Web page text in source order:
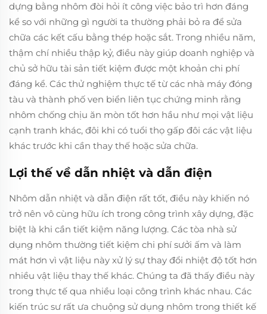
dựng bằng nhôm đòi hỏi ít công việc bảo trì hơn đáng
kể so với những gì người ta thường phải bỏ ra để sửa
chữa các kết cấu bằng thép hoặc sắt. Trong nhiều năm,
thậm chí nhiều thập kỷ, điều này giúp doanh nghiệp và
chủ sở hữu tài sản tiết kiệm được một khoản chi phí
đáng kể. Các thử nghiệm thực tế từ các nhà máy đóng
tàu và thành phố ven biển liên tục chứng minh rằng
nhôm chống chịu ăn mòn tốt hơn hầu như mọi vật liệu
cạnh tranh khác, đôi khi có tuổi thọ gấp đôi các vật liệu
khác trước khi cần thay thế hoặc sửa chữa.
Lợi thế về dẫn nhiệt và dẫn điện
Nhôm dẫn nhiệt và dẫn điện rất tốt, điều này khiến nó
trở nên vô cùng hữu ích trong công trình xây dựng, đặc
biệt là khi cần tiết kiệm năng lượng. Các tòa nhà sử
dụng nhôm thường tiết kiệm chi phí sưởi ấm và làm
mát hơn vì vật liệu này xử lý sự thay đổi nhiệt độ tốt hơn
nhiều vật liệu thay thế khác. Chúng ta đã thấy điều này
trong thực tế qua nhiều loại công trình khác nhau. Các
kiến trúc sư rất ưa chuộng sử dụng nhôm trong thiết kế